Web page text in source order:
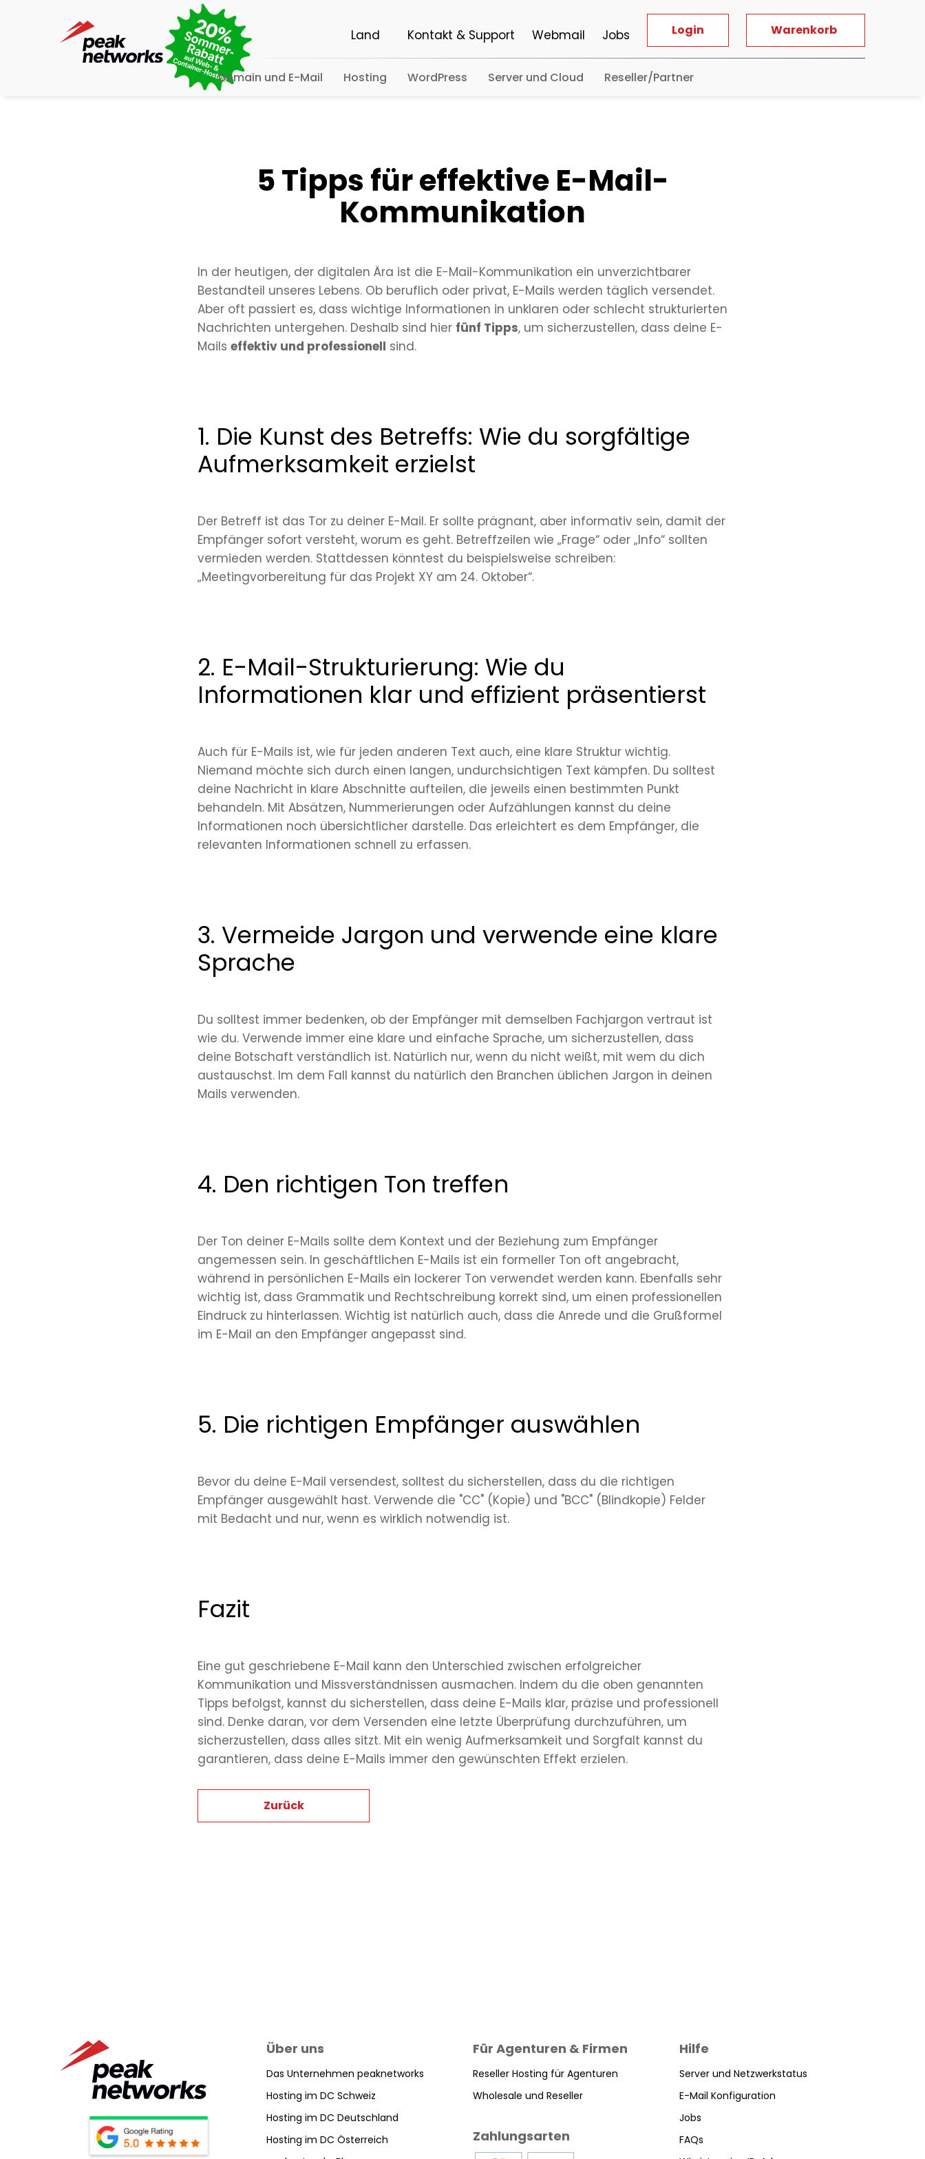
Land Kontakt & Support Webmail Jobs Login Warenkorb
Domain und E-Mail Hosting WordPress Server und Cloud Reseller/Partner
5 Tipps für effektive E-Mail-
Kommunikation
In der heutigen, der digitalen Ära ist die E-Mail-Kommunikation ein unverzichtbarer
Bestandteil unseres Lebens. Ob beruflich oder privat, E-Mails werden täglich versendet.
Aber oft passiert es, dass wichtige Informationen in unklaren oder schlecht strukturierten
Nachrichten untergehen. Deshalb sind hier fünf Tipps, um sicherzustellen, dass deine E-
Mails effektiv und professionell sind.
1. Die Kunst des Betreffs: Wie du sorgfältige
Aufmerksamkeit erzielst
Der Betreff ist das Tor zu deiner E-Mail. Er sollte prägnant, aber informativ sein, damit der
Empfänger sofort versteht, worum es geht. Betreffzeilen wie „Frage“ oder „Info“ sollten
vermieden werden. Stattdessen könntest du beispielsweise schreiben:
„Meetingvorbereitung für das Projekt XY am 24. Oktober“.
2. E-Mail-Strukturierung: Wie du
Informationen klar und effizient präsentierst
Auch für E-Mails ist, wie für jeden anderen Text auch, eine klare Struktur wichtig.
Niemand möchte sich durch einen langen, undurchsichtigen Text kämpfen. Du solltest
deine Nachricht in klare Abschnitte aufteilen, die jeweils einen bestimmten Punkt
behandeln. Mit Absätzen, Nummerierungen oder Aufzählungen kannst du deine
Informationen noch übersichtlicher darstelle. Das erleichtert es dem Empfänger, die
relevanten Informationen schnell zu erfassen.
3. Vermeide Jargon und verwende eine klare
Sprache
Du solltest immer bedenken, ob der Empfänger mit demselben Fachjargon vertraut ist
wie du. Verwende immer eine klare und einfache Sprache, um sicherzustellen, dass
deine Botschaft verständlich ist. Natürlich nur, wenn du nicht weißt, mit wem du dich
austauschst. Im dem Fall kannst du natürlich den Branchen üblichen Jargon in deinen
Mails verwenden.
4. Den richtigen Ton treffen
Der Ton deiner E-Mails sollte dem Kontext und der Beziehung zum Empfänger
angemessen sein. In geschäftlichen E-Mails ist ein formeller Ton oft angebracht,
während in persönlichen E-Mails ein lockerer Ton verwendet werden kann. Ebenfalls sehr
wichtig ist, dass Grammatik und Rechtschreibung korrekt sind, um einen professionellen
Eindruck zu hinterlassen. Wichtig ist natürlich auch, dass die Anrede und die Grußformel
im E-Mail an den Empfänger angepasst sind.
5. Die richtigen Empfänger auswählen
Bevor du deine E-Mail versendest, solltest du sicherstellen, dass du die richtigen
Empfänger ausgewählt hast. Verwende die "CC" (Kopie) und "BCC" (Blindkopie) Felder
mit Bedacht und nur, wenn es wirklich notwendig ist.
Fazit
Eine gut geschriebene E-Mail kann den Unterschied zwischen erfolgreicher
Kommunikation und Missverständnissen ausmachen. Indem du die oben genannten
Tipps befolgst, kannst du sicherstellen, dass deine E-Mails klar, präzise und professionell
sind. Denke daran, vor dem Versenden eine letzte Überprüfung durchzuführen, um
sicherzustellen, dass alles sitzt. Mit ein wenig Aufmerksamkeit und Sorgfalt kannst du
garantieren, dass deine E-Mails immer den gewünschten Effekt erzielen.
Zurück
Über uns
Das Unternehmen peaknetworks
Hosting im DC Schweiz
Hosting im DC Deutschland
Hosting im DC Österreich
Für Agenturen & Firmen
Reseller Hosting für Agenturen
Wholesale und Reseller
Zahlungsarten
Hilfe
Server und Netzwerkstatus
E-Mail Konfiguration
Jobs
FAQs